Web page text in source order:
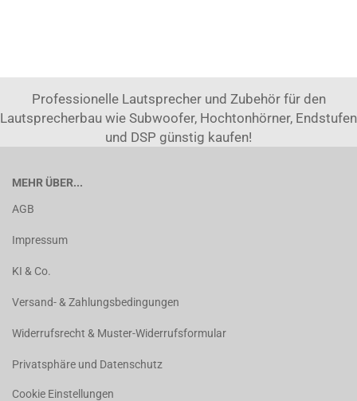
Professionelle Lautsprecher und Zubehör für den
Lautsprecherbau wie Subwoofer, Hochtonhörner, Endstufen
und DSP günstig kaufen!
MEHR ÜBER...
AGB
Impressum
KI & Co.
Versand- & Zahlungsbedingungen
Widerrufsrecht & Muster-Widerrufsformular
Privatsphäre und Datenschutz
Cookie Einstellungen